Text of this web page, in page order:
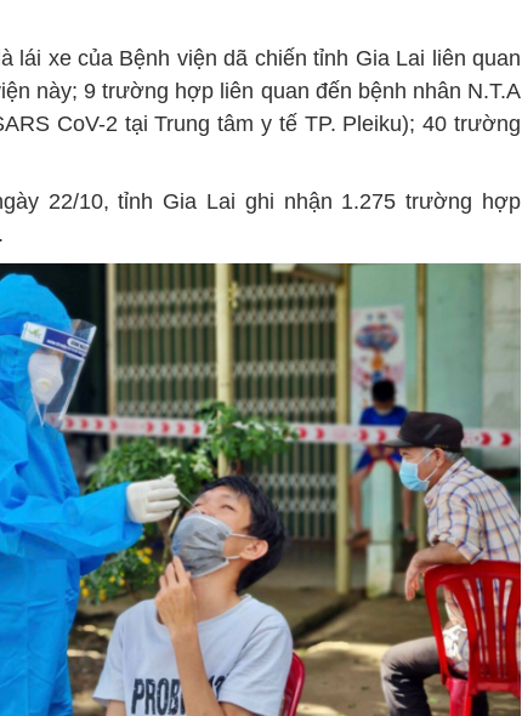
lái xe của Bệnh viện dã chiến tỉnh Gia Lai liên quan
này; 9 trường hợp liên quan đến bệnh nhân N.T.A
CoV-2 tại Trung tâm y tế TP. Pleiku); 40 trường
22/10, tỉnh Gia Lai ghi nhận 1.275 trường hợp